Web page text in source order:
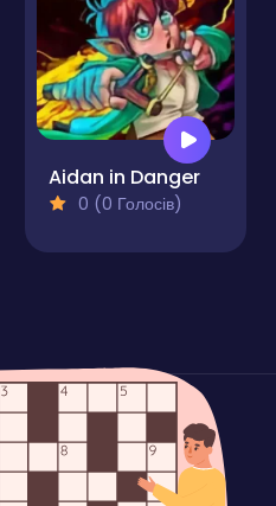
Aidan in Danger
0 (0 Голосів)